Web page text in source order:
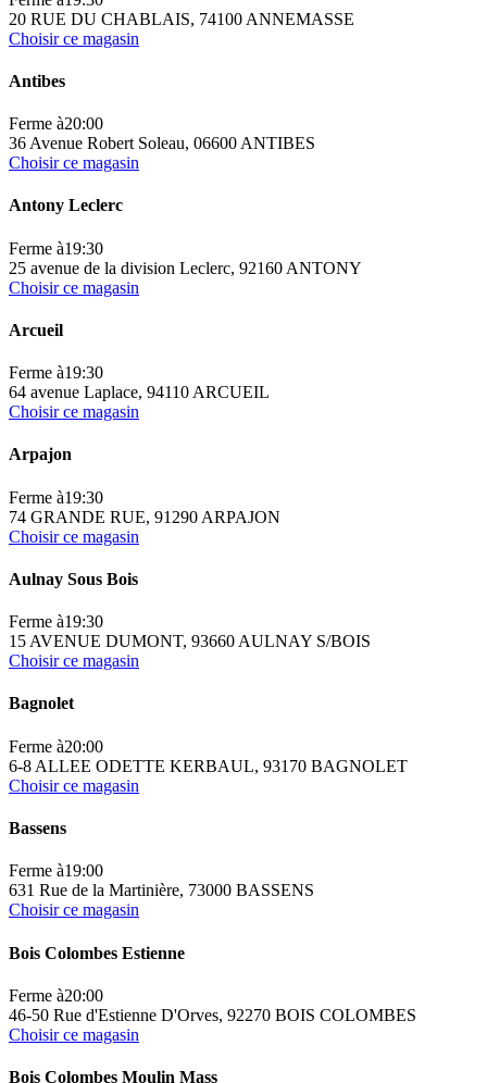
20 RUE DU CHABLAIS, 74100 ANNEMASSE
Choisir ce magasin
Antibes
Ferme à20:00
36 Avenue Robert Soleau, 06600 ANTIBES
Choisir ce magasin
Antony Leclerc
Ferme à19:30
25 avenue de la division Leclerc, 92160 ANTONY
Choisir ce magasin
Arcueil
Ferme à19:30
64 avenue Laplace, 94110 ARCUEIL
Choisir ce magasin
Arpajon
Ferme à19:30
74 GRANDE RUE, 91290 ARPAJON
Choisir ce magasin
Aulnay Sous Bois
Ferme à19:30
15 AVENUE DUMONT, 93660 AULNAY S/BOIS
Choisir ce magasin
Bagnolet
Ferme à20:00
6-8 ALLEE ODETTE KERBAUL, 93170 BAGNOLET
Choisir ce magasin
Bassens
Ferme à19:00
631 Rue de la Martinière, 73000 BASSENS
Choisir ce magasin
Bois Colombes Estienne
Ferme à20:00
46-50 Rue d'Estienne D'Orves, 92270 BOIS COLOMBES
Choisir ce magasin
Bois Colombes Moulin Mass